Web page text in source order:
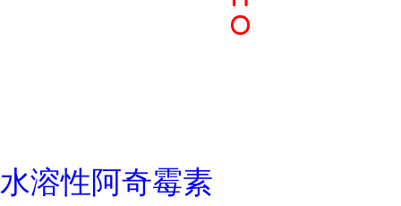
水溶性阿奇霉素